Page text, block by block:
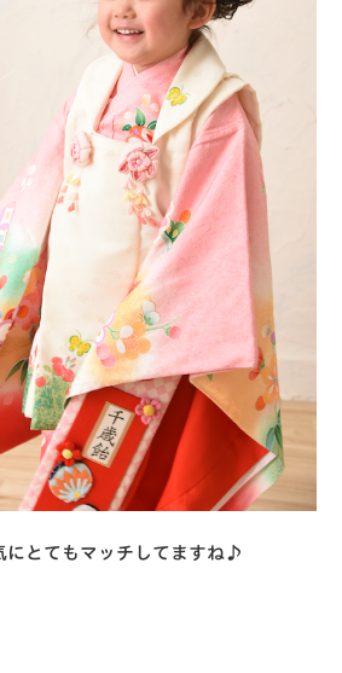
にとてもマッチしてますね♪